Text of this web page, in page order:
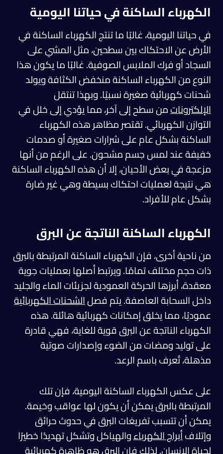
الكهرباء الساكنة في حياتنا اليومية
في حياتنا اليومية، غالبًا ما تنتج الكهرباء الساكنة في
الأرض عن الاحتكاك بين سطحين، مثل المشي على
السجاد أو فرك الملابس الصوفية. غالبًا ما يكون هذا
النوع من الكهرباء الساكنة منخفض الكثافة ويولد
شحنات كهربائية صغيرة نسبيًا. وبهذا تنتقل
الإلكتروناتمن سطح إلى آخر، مما يؤدي إلى خلل في
التوازن الكهربائي. تقتصر مظاهر هذه الكهرباء
الساكنة بشكل عام على شرارات صغيرة أو صدمات
خفيفة عند لمس جسم مشحون. على الرغم من أنها
مزعجة في بعض الأحيان، إلا أن هذه الكهرباء الساكنة
هي نتيجة لعمليات احتكاك بسيطة وهي غير ضارة
بشكل عام للأفراد.
الكهرباء الساكنة الناتجة عن البرق
من ناحية أخرى، فإن الكهرباء الساكنة المرتبطة بالبرق
ذات حجم مختلف تمامًا. ويرتبط أصلها بعمليات جوية
معقدة، أبرزها الحركة العمودية لجزيئات الماء والجليد
داخل السحابة العاصفة. يتم فصلالشحنات الكهربائية
عموديًا، مما يخلق إمكانات كهربائية هائلة. هذه
الكهرباء الناتجة عن البرق قوية للغاية، فهي قادرة
على توليد ومضات من الضوء وإصدارات صوتية
مذهلة، تُعرف باسم الرعد.
على عكس الكهرباء الساكنة اليومية، فإن تلك
المرتبطة بالبرق يمكن أن يكون لها عواقب وخيمة.
يمكن أن تتسبب تفريغات البرق في حدوث حرائق
وإتلافأبراج الكهرباءوالهياكل وتشكل تهديدًا خطيرًا
لحياة الإنسان. لذلك فإن البرق هو ظاهرة كهربائية